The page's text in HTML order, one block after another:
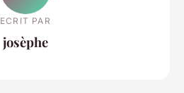
ECRIT PAR
josèphe